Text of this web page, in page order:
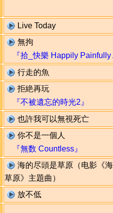
Live Today
無拘
『拾_快樂 Happily Painfully
行走的魚
拒絶再玩
『不被遺忘的時光2』
也許我可以無視死亡
你不是一個人
『無数 Countless』
海的尽頭是草原（电影《
草原》主題曲）
放不低